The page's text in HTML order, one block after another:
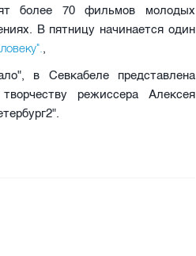
более 70 фильмов молодых
В пятницу начинается один
,
в Севкабеле представлена
режиссера Алексея